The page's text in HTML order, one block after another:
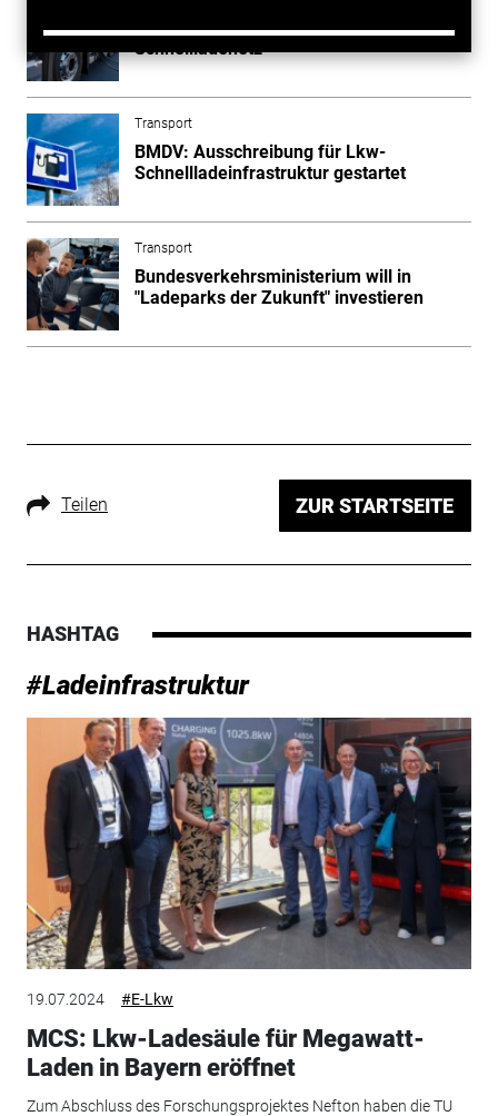
Grünes Licht aus Brüssel für Lkw-
Schnellladenetz
Transport
BMDV: Ausschreibung für Lkw-
Schnellladeinfrastruktur gestartet
Transport
Bundesverkehrsministerium will in
"Ladeparks der Zukunft" investieren
Teilen ZUR STARTSEITE
HASHTAG
#Ladeinfrastruktur
19.07.2024 #E-Lkw
MCS: Lkw-Ladesäule für Megawatt-
Laden in Bayern eröffnet
Zum Abschluss des Forschungsprojektes Nefton haben die TU